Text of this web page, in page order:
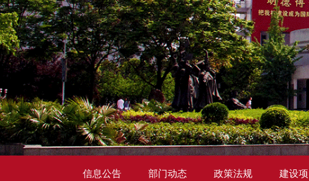
信息公告 部门动态 政策法规 建设